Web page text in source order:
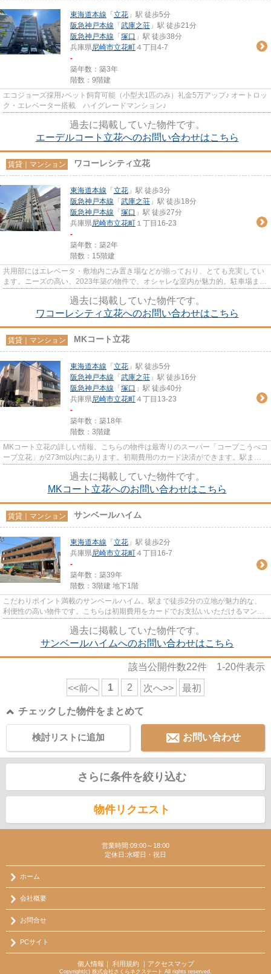
東海道本線 「 立花 」駅 徒歩5分
阪急神戸本線 「 武庫之荘 」駅 徒歩21分
阪急神戸本線 「 塚口 」駅 徒歩38分
兵庫県尼崎市立花町 ４丁目4-7
-
築年数：築3年
階数：9階建
エコジョーズ採用♪ペット飼育可能（小型犬1匹のみ）礼金5万アップ♪ オートロッ
ク・エレベーター搭載 ハイグレードマンション♪
過去に掲載していた物件です。
エーデルコート立花へのお問い合わせはこちら
賃貸｜マンション ワコーレシティ立花
東海道本線 「 立花 」駅 徒歩3分
阪急神戸本線 「 武庫之荘 」駅 徒歩18分
阪急神戸本線 「 塚口 」駅 徒歩27分
兵庫県尼崎市立花町 １丁目16-23
-
築年数：築2年
階数：15階建
共用部にはエレベータ・敷地内ごみ置き場などが揃っており、とても充実してい
ます。ニーズの高い、2023年築の物件で、オシャレな室内が魅力的。駐車場まで
過去に掲載していた物件です。
ワコーレシティ立花へのお問い合わせはこちら
賃貸｜マンション MKコート立花
東海道本線 「 立花 」駅 徒歩5分
阪急神戸本線 「 武庫之荘 」駅 徒歩16分
阪急神戸本線 「 塚口 」駅 徒歩40分
兵庫県尼崎市立花町 ４丁目13-23
-
築年数：築18年
階数：3階建
MKコート立花の詳しい情報。こちらの物件は最寄りのスーパー「コープこうべコ
ープ立花」が273m以内にあります。初期費用のカード決済ができます。駅まで
過去に掲載していた物件です。
MKコート立花へのお問い合わせはこちら
賃貸｜マンション サンベールハイム
東海道本線 「 立花 」駅 徒歩2分
兵庫県尼崎市立花町 ４丁目16-7
-
築年数：築39年
階数：3階建 地下1階
こだわりポイント満載のサンベールハイム。駅まで徒歩2分の立地が魅力的な、
利便性の高い物件です。こちらは初期費用をカードでお支払いいただけるマンシ
過去に掲載していた物件です。
サンベールハイムへのお問い合わせはこちら
該当公開件数22件 1-20件表示
<<前へ 1 2 次へ>> 最初
チェックした物件をまとめて
お問い合わせ
検討リストに追加
さらに条件を絞り込む
物件リクエスト
営業時間:09:00～18:00
定休日:水曜日・祝日
ホーム
会社概要
お問合せ
PCサイト
個人情報 利用規約｜ アクセスマップ
Copyright(c) 株式会社さくらネクステート All rights reserved.